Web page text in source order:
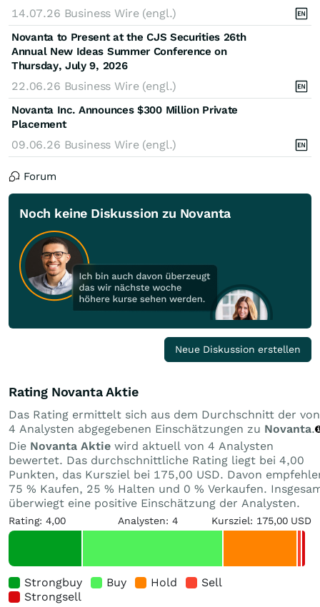
14.07.26 Business Wire (engl.)
Novanta to Present at the CJS Securities 26th
Annual New Ideas Summer Conference on
Thursday, July 9, 2026
22.06.26 Business Wire (engl.)
Novanta Inc. Announces $300 Million Private
Placement
09.06.26 Business Wire (engl.)
Forum
Noch keine Diskussion zu Novanta
Neue Diskussion erstellen
Rating Novanta Aktie
Das Rating ermittelt sich aus dem Durchschnitt der von
4 Analysten abgegebenen Einschätzungen zu Novanta.
Die Novanta Aktie wird aktuell von 4 Analysten
bewertet. Das durchschnittliche Rating liegt bei 4,00
Punkten, das Kursziel bei 175,00 USD. Davon
75 % Kaufen, 25 % Halten und 0 % Verkaufen.
überwiegt eine positive Einschätzung der Analysten.
Rating: 4,00 Analysten: 4 Kursziel: 175,00 USD
Strongbuy Buy Hold
Sell
Strongsell